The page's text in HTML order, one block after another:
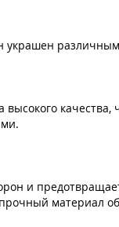
украшен
высокого
и
материал